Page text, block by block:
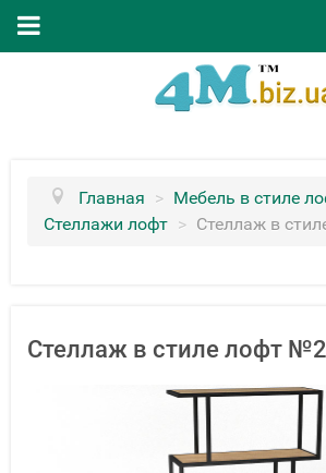
Главная > Мебель в стиле
Стеллажи лофт > Стеллаж в
Стеллаж в стиле лофт №2